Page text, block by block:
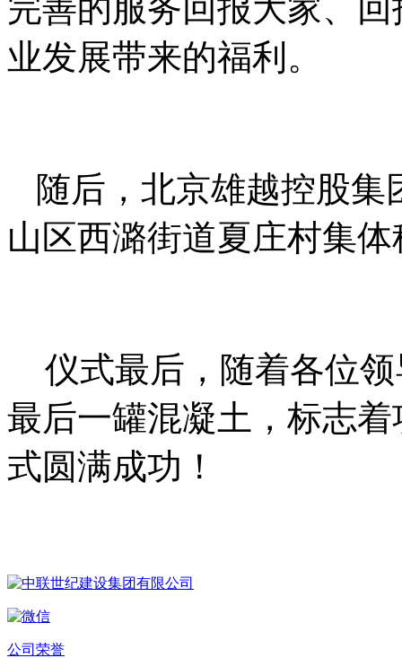
完善的服务回报大家、
业发展带来的福利。
随后，北京雄越控股
山区西潞街道夏庄村集
仪式最后，随着各位
最后一罐混凝土，标志
式圆满成功！
公司荣誉